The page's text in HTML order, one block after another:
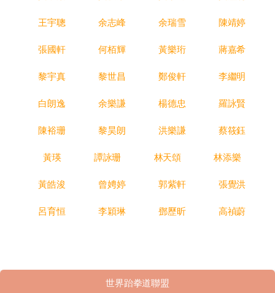
王宇聰 余志峰 余瑞雪 陳靖婷
張國軒 何栢輝 黃樂珩 蔣嘉希
黎宇真 黎世昌 鄭俊軒 李繼明
白朗逸 余樂謙 楊德忠 羅詠賢
陳裕珊 黎昊朗 洪樂謙 蔡筱鈺
黃瑛 譚詠珊 林天頌 林添樂
黃皓浚 曾娉婷 郭紫軒 張覺洪
呂育恒 李穎琳 鄧歷昕 高禎蔚
世界跆拳道聯盟